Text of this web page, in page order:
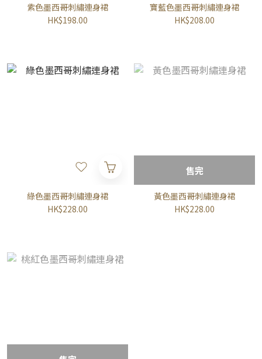
紫色墨西哥刺繡連身裙
HK$198.00
寶藍色墨西哥刺繡連身裙
HK$208.00
綠色墨西哥刺繡連身裙
HK$228.00
售完
黃色墨西哥刺繡連身裙
HK$228.00